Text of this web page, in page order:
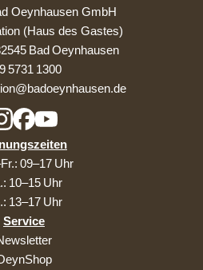
Oeynhausen GmbH
(Haus des Gastes)
Bad Oeynhausen
5731 1300
09–17 Uhr
10–15 Uhr
13–17 Uhr
Service